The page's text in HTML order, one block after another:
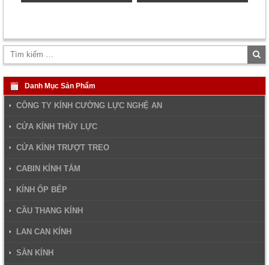
Danh Mục Sản Phẩm
CÔNG TY KÍNH CƯỜNG LỰC NGHỆ AN
CỬA KÍNH THỦY LỰC
CỬA KÍNH TRƯỢT TREO
CABIN KÍNH TẮM
KÍNH ỐP BẾP
CẦU THANG KÍNH
LAN CAN KÍNH
SÀN KÍNH